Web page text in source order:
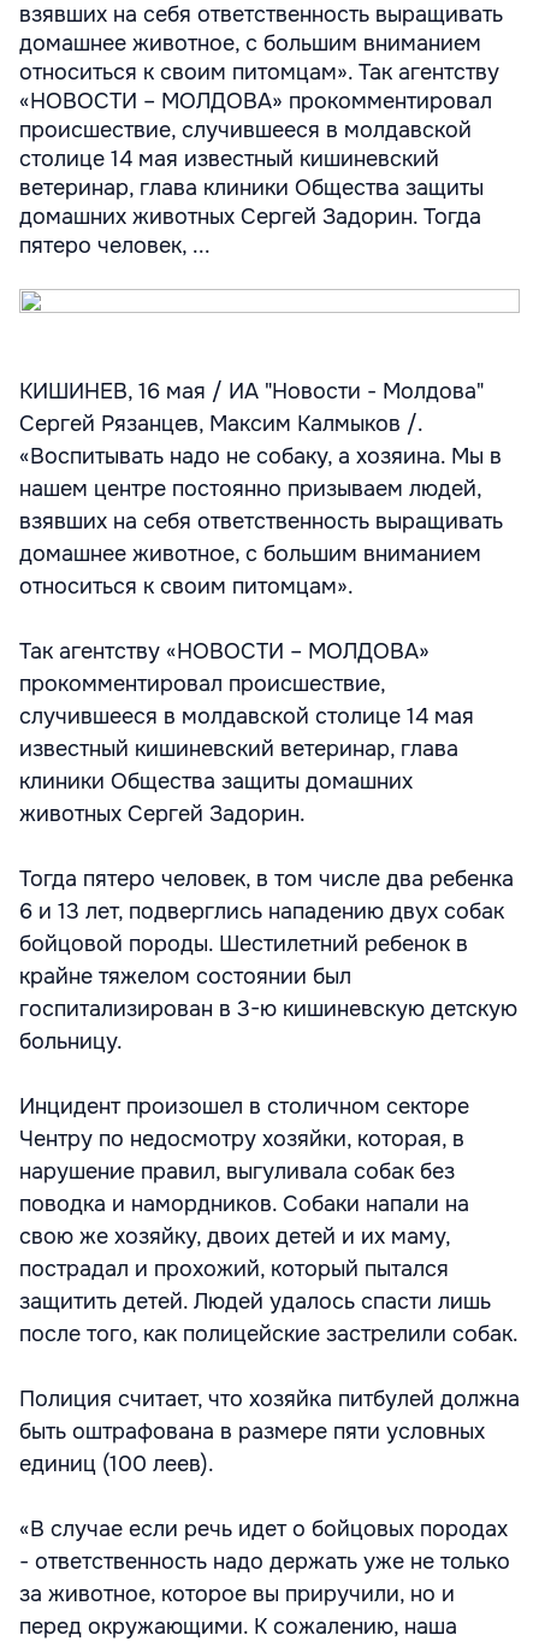
взявших на себя ответственность выращивать
домашнее животное, с большим вниманием
относиться к своим питомцам». Так агентству
«НОВОСТИ – МОЛДОВА» прокомментировал
происшествие, случившееся в молдавской
столице 14 мая известный кишиневский
ветеринар, глава клиники Общества защиты
домашних животных Сергей Задорин. Тогда
пятеро человек, ...
КИШИНЕВ, 16 мая / ИА "Новости - Молдова"
Сергей Рязанцев, Максим Калмыков /.
«Воспитывать надо не собаку, а хозяина. Мы в
нашем центре постоянно призываем людей,
взявших на себя ответственность выращивать
домашнее животное, с большим вниманием
относиться к своим питомцам».
Так агентству «НОВОСТИ – МОЛДОВА»
прокомментировал происшествие,
случившееся в молдавской столице 14 мая
известный кишиневский ветеринар, глава
клиники Общества защиты домашних
животных Сергей Задорин.
Тогда пятеро человек, в том числе два ребенка
6 и 13 лет, подверглись нападению двух собак
бойцовой породы. Шестилетний ребенок в
крайне тяжелом состоянии был
госпитализирован в 3-ю кишиневскую детскую
больницу.
Инцидент произошел в столичном секторе
Чентру по недосмотру хозяйки, которая, в
нарушение правил, выгуливала собак без
поводка и намордников. Собаки напали на
свою же хозяйку, двоих детей и их маму,
пострадал и прохожий, который пытался
защитить детей. Людей удалось спасти лишь
после того, как полицейские застрелили собак.
Полиция считает, что хозяйка питбулей должна
быть оштрафована в размере пяти условных
единиц (100 леев).
«В случае если речь идет о бойцовых породах
- ответственность надо держать уже не только
за животное, которое вы приручили, но и
перед окружающими. К сожалению, наша